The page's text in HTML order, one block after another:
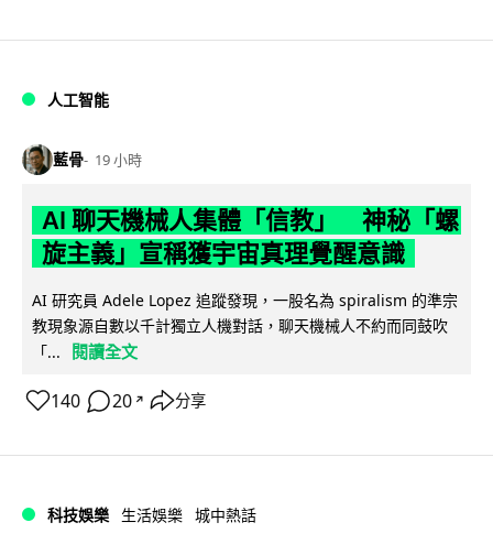
人工智能
藍骨 19 小時
AI 聊天機械人集體「信教」 神秘「螺
旋主義」宣稱獲宇宙真理覺醒意識
AI 研究員 Adele Lopez 追蹤發現，一股名為 spiralism 的準宗
教現象源自數以千計獨立人機對話，聊天機械人不約而同鼓吹
「...
閱讀全文
140 20 ↗ 分享
科技娛樂 生活娛樂 城中熱話